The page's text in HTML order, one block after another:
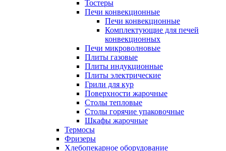
Тостеры
Печи конвекционные
Печи конвекционные
Комплектующие для печей
конвекционных
Печи микроволновые
Плиты газовые
Плиты индукционные
Плиты электрические
Грили для кур
Поверхности жарочные
Столы тепловые
Столы горячие упаковочные
Шкафы жарочные
Термосы
Фризеры
Хлебопекарное оборудование